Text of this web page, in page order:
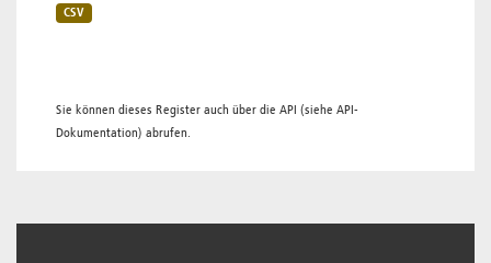
CSV
Sie können dieses Register auch über die API (siehe API-
Dokumentation) abrufen.